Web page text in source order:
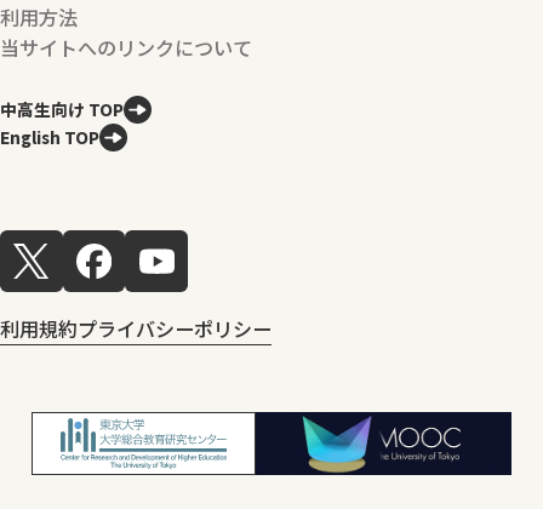
利用方法
当サイトへのリンクについて
中高生向け TOP
English TOP
利用規約プライバシーポリシー